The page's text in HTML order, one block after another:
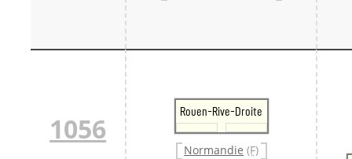
1056
Rouen-Rive-Droite
Normandie (F)